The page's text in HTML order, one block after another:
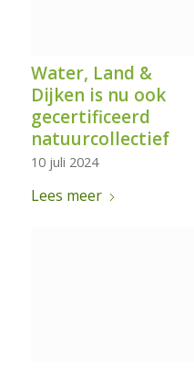
Water, Land &
Dijken is nu ook
gecertificeerd
natuurcollectief
10 juli 2024
Lees meer